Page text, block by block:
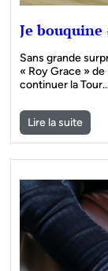
Je bouquine
Sans grande
« Roy Grace » de
continuer la
Lire la suite